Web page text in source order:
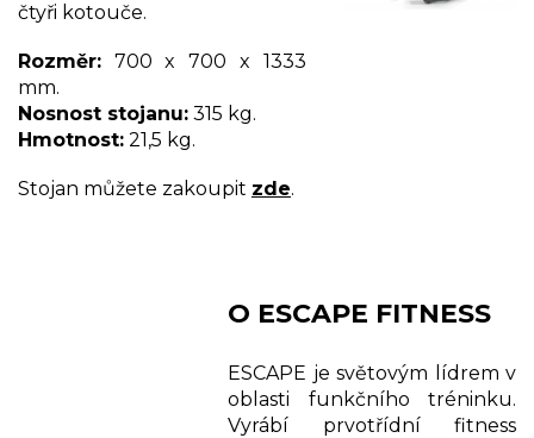
čtyři kotouče.
Rozměr: 700 x 700 x 1333
mm.
Nosnost stojanu: 315 kg.
Hmotnost: 21,5 kg.
Stojan můžete zakoupit zde.
O ESCAPE FITNESS
ESCAPE je světovým lídrem v
oblasti funkčního tréninku.
Vyrábí prvotřídní fitness